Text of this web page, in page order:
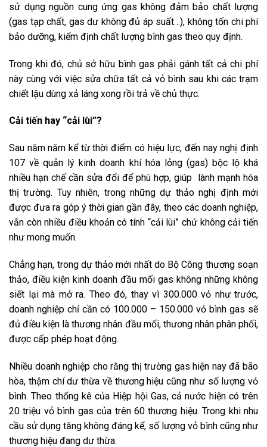
sử dụng nguồn cung ứng gas không đảm bảo chất lượng
(gas tạp chất, gas dư không đủ áp suất…), không tốn chi phí
bảo dưỡng, kiểm định chất lượng bình gas theo quy định.
Trong khi đó, chủ sở hữu bình gas phải gánh tất cả chi phí
này cùng với việc sửa chữa tất cả vỏ bình sau khi các trạm
chiết lậu dùng xả láng xong rồi trả về chủ thực.
Cải tiến hay “cải lùi”?
Sau năm năm kể từ thời điểm có hiệu lực, đến nay nghị định
107 về quản lý kinh doanh khí hóa lỏng (gas) bộc lộ khá
nhiều hạn chế cần sửa đổi để phù hợp, giúp lành mạnh hóa
thị trường. Tuy nhiên, trong những dự thảo nghị định mới
được đưa ra góp ý thời gian gần đây, theo các doanh nghiệp,
vẫn còn nhiều điều khoản có tính “cải lùi” chứ không cải tiến
như mong muốn.
Chẳng hạn, trong dự thảo mới nhất do Bộ Công thương soạn
thảo, điều kiện kinh doanh đầu mối gas không những không
siết lại mà mở ra. Theo đó, thay vì 300.000 vỏ như trước,
doanh nghiệp chỉ cần có 100.000 – 150.000 vỏ bình gas sẽ
đủ điều kiện là thương nhân đầu mối, thương nhân phân phối,
được cấp phép hoạt động.
Nhiều doanh nghiệp cho rằng thị trường gas hiện nay đã bão
hòa, thậm chí dư thừa về thương hiệu cũng như số lượng vỏ
bình. Theo thống kê của Hiệp hội Gas, cả nước hiện có trên
20 triệu vỏ bình gas của trên 60 thương hiệu. Trong khi nhu
cầu sử dụng tăng không đáng kể, số lượng vỏ bình cũng như
thương hiệu đang dư thừa.